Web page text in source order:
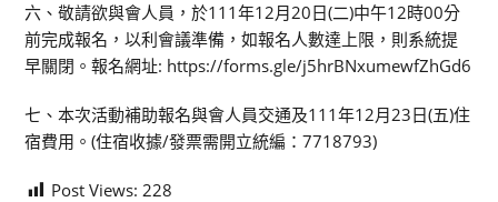
六、敬請欲與會人員，於111年12月20日(二)中午12時00分
前完成報名，以利會議準備，如報名人數達上限，則系統提
早關閉。報名網址: https://forms.gle/j5hrBNxumewfZhGd6
七、本次活動補助報名與會人員交通及111年12月23日(五)住
宿費用。(住宿收據/發票需開立統編：7718793)
Post Views: 228